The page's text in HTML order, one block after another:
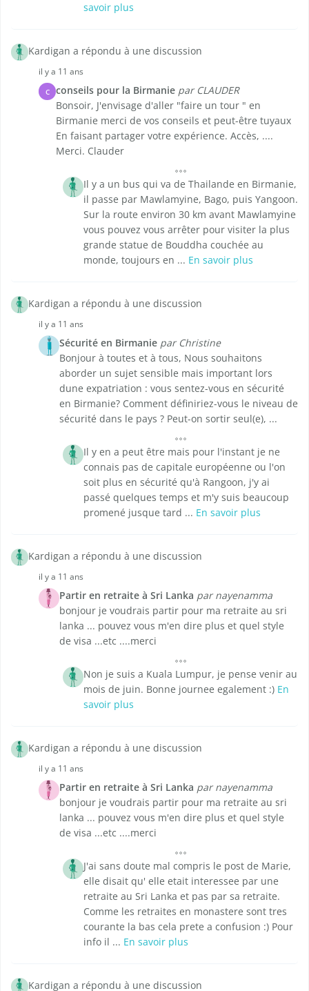
savoir plus
Kardigan a répondu à une discussion
il y a 11 ans
C conseils pour la Birmanie par CLAUDER
Bonsoir, J'envisage d'aller "faire un tour " en
Birmanie merci de vos conseils et peut-être tuyaux
En faisant partager votre expérience. Accès, ....
Merci. Clauder
Il y a un bus qui va de Thailande en Birmanie,
il passe par Mawlamyine, Bago, puis Yangoon.
Sur la route environ 30 km avant Mawlamyine
vous pouvez vous arrêter pour visiter la plus
grande statue de Bouddha couchée au
monde, toujours en ... En savoir plus
Kardigan a répondu à une discussion
il y a 11 ans
Sécurité en Birmanie par Christine
Bonjour à toutes et à tous, Nous souhaitons
aborder un sujet sensible mais important lors
dune expatriation : vous sentez-vous en sécurité
en Birmanie? Comment définiriez-vous le niveau de
sécurité dans le pays ? Peut-on sortir seul(e), ...
Il y en a peut être mais pour l'instant je ne
connais pas de capitale européenne ou l'on
soit plus en sécurité qu'à Rangoon, j'y ai
passé quelques temps et m'y suis beaucoup
promené jusque tard ... En savoir plus
Kardigan a répondu à une discussion
il y a 11 ans
Partir en retraite à Sri Lanka par nayenamma
bonjour je voudrais partir pour ma retraite au sri
lanka ... pouvez vous m'en dire plus et quel style
de visa ...etc ....merci
Non je suis a Kuala Lumpur, je pense venir au
mois de juin. Bonne journee egalement :) En
savoir plus
Kardigan a répondu à une discussion
il y a 11 ans
Partir en retraite à Sri Lanka par nayenamma
bonjour je voudrais partir pour ma retraite au sri
lanka ... pouvez vous m'en dire plus et quel style
de visa ...etc ....merci
J'ai sans doute mal compris le post de Marie,
elle disait qu' elle etait interessee par une
retraite au Sri Lanka et pas par sa retraite.
Comme les retraites en monastere sont tres
courante la bas cela prete a confusion :) Pour
info il ... En savoir plus
Kardigan a répondu à une discussion